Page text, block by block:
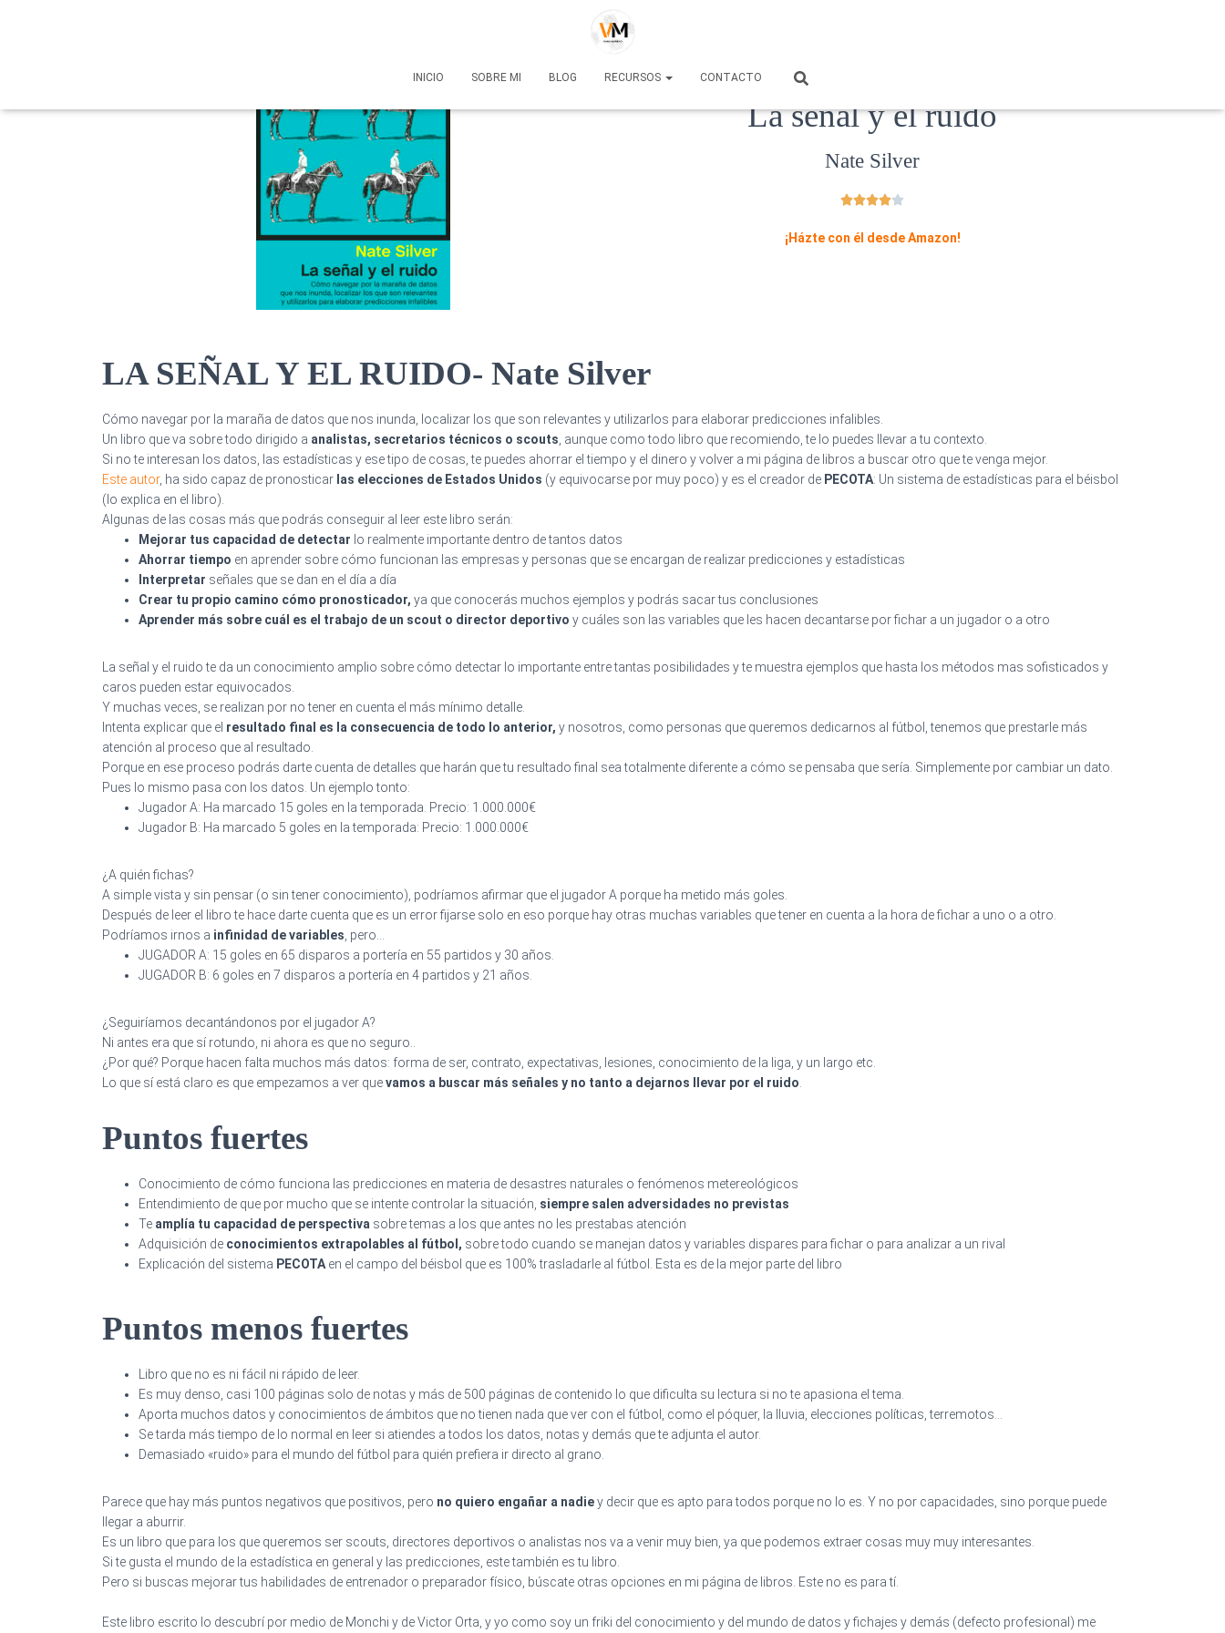
INICIO SOBRE MI BLOG RECURSOS CONTACTO
La señal y el ruido
Nate Silver

¡Házte con él desde Amazon!
LA SEÑAL Y EL RUIDO- Nate Silver
Cómo navegar por la maraña de datos que nos inunda, localizar los que son relevantes y utilizarlos para elaborar predicciones infalibles.
Un libro que va sobre todo dirigido a analistas, secretarios técnicos o scouts , aunque como todo libro que recomiendo, te lo puedes llevar a tu contexto.
Si no te interesan los datos, las estadísticas y ese tipo de cosas, te puedes ahorrar el tiempo y el dinero y volver a mi página de libros a buscar otro que te venga mejor.
Este autor, ha sido capaz de pronosticar las elecciones de Estados Unidos (y equivocarse por muy poco) y es el creador de PECOTA: Un sistema de estadísticas para el béisbol
(lo explica en el libro).
Algunas de las cosas más que podrás conseguir al leer este libro serán:
Mejorar tus capacidad de detectar lo realmente importante dentro de tantos datos
Ahorrar tiempo en aprender sobre cómo funcionan las empresas y personas que se encargan de realizar predicciones y estadísticas
Interpretar señales que se dan en el día a día
Crear tu propio camino cómo pronosticador, ya que conocerás muchos ejemplos y podrás sacar tus conclusiones
Aprender más sobre cuál es el trabajo de un scout o director deportivo y cuáles son las variables que les hacen decantarse por fichar a un jugador o a otro
La señal y el ruido te da un conocimiento amplio sobre cómo detectar lo importante entre tantas posibilidades y te muestra ejemplos que hasta los métodos mas sofisticados y
caros pueden estar equivocados.
Y muchas veces, se realizan por no tener en cuenta el más mínimo detalle.
Intenta explicar que el resultado final es la consecuencia de todo lo anterior, y nosotros, como personas que queremos dedicarnos al fútbol, tenemos que prestarle más
atención al proceso que al resultado.
Porque en ese proceso podrás darte cuenta de detalles que harán que tu resultado final sea totalmente diferente a cómo se pensaba que sería. Simplemente por cambiar un dato.
Pues lo mismo pasa con los datos. Un ejemplo tonto:
Jugador A: Ha marcado 15 goles en la temporada. Precio: 1.000.000€
Jugador B: Ha marcado 5 goles en la temporada: Precio: 1.000.000€
¿A quién fichas?
A simple vista y sin pensar (o sin tener conocimiento), podríamos afirmar que el jugador A porque ha metido más goles.
Después de leer el libro te hace darte cuenta que es un error fijarse solo en eso porque hay otras muchas variables que tener en cuenta a la hora de fichar a uno o a otro.
Podríamos irnos a infinidad de variables , pero…
JUGADOR A: 15 goles en 65 disparos a portería en 55 partidos y 30 años.
JUGADOR B: 6 goles en 7 disparos a portería en 4 partidos y 21 años.
¿Seguiríamos decantándonos por el jugador A?
Ni antes era que sí rotundo, ni ahora es que no seguro..
¿Por qué? Porque hacen falta muchos más datos: forma de ser, contrato, expectativas, lesiones, conocimiento de la liga, y un largo etc.
Lo que sí está claro es que empezamos a ver quevamos a buscar más señales y no tanto a dejarnos llevar por el ruido
Puntos fuertes
Conocimiento de cómo funciona las predicciones en materia de desastres naturales o fenómenos metereológicos
Entendimiento de que por mucho que se intente controlar la situación, siempre salen adversidades no previstas
Te amplía tu capacidad de perspectiva sobre temas a los que antes no les prestabas atención
Adquisición de conocimientos extrapolables al fútbol, sobre todo cuando se manejan datos y variables dispares para fichar o para analizar a un rival
Explicación del sistema PECOTA en el campo del béisbol que es 100% trasladarle al fútbol. Esta es de la mejor parte del libro
Puntos menos fuertes
Libro que no es ni fácil ni rápido de leer.
Es muy denso, casi 100 páginas solo de notas y más de 500 páginas de contenido lo que dificulta su lectura si no te apasiona el tema.
Aporta muchos datos y conocimientos de ámbitos que no tienen nada que ver con el fútbol, como el póquer, la lluvia, elecciones políticas, terremotos…
Se tarda más tiempo de lo normal en leer si atiendes a todos los datos, notas y demás que te adjunta el autor.
Demasiado «ruido» para el mundo del fútbol para quién prefiera ir directo al grano.
Parece que hay más puntos negativos que positivos, pero no quiero engañar a nadiey decir que es apto para todos porque no lo es. Y no por capacidades, sino porque puede
llegar a aburrir.
Es un libro que para los que queremos ser scouts, directores deportivos o analistas nos va a venir muy bien, ya que podemos extraer cosas muy muy interesantes.
Si te gusta el mundo de la estadística en general y las predicciones, este también es tu libro.
Pero si buscas mejorar tus habilidades de entrenador o preparador físico, búscate otras opciones en mi página de libros. Este no es para tí.
Este libro escrito lo descubrí por medio de Monchi y de Victor Orta, y yo como soy un friki del conocimiento y del mundo de datos y fichajes y demás (defecto profesional) me